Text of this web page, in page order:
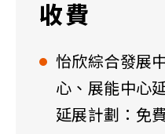
收費
怡欣綜合發展
心、展能中心
延展計劃：免